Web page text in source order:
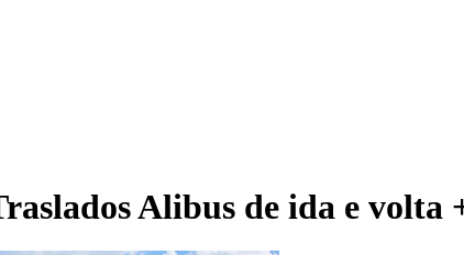
Alibus de ida e volta